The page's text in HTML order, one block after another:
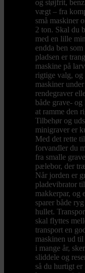
og støjfrit,
vægt – fra
små maskiner
2 ton. Skal du
med en lille
endda ben
pladsen er
maskine på
rigtige valg, og
maskiner
rendegraver
både grave-
at ramme den
Tilbehør og
minigraver er
Med det rette
forvandler du
fra smalle
pælebor, der
Når jorden er
pladevibrator
makkerpar, og
sparer både
hullet.
skal flyttes
transport en
maskinen ud
i mange år,
sliddele og
så du hurtigt